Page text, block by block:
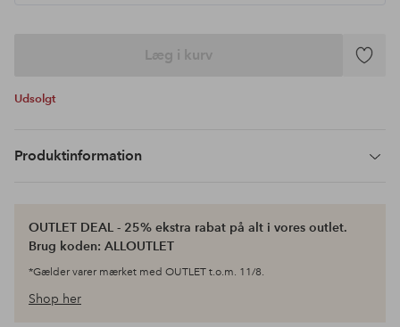
Læg i kurv
Tilføj
Udsolgt
Produktinformation
OUTLET DEAL - 25% ekstra rabat på alt i vores outlet.
Brug koden: ALLOUTLET
*Gælder varer mærket med OUTLET t.o.m. 11/8.
Shop her